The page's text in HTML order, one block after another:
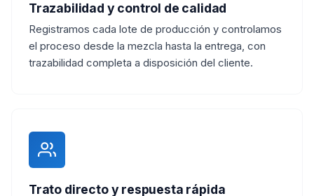
Trazabilidad y control de calidad
Registramos cada lote de producción y controlamos
el proceso desde la mezcla hasta la entrega, con
trazabilidad completa a disposición del cliente.
Trato directo y respuesta rápida